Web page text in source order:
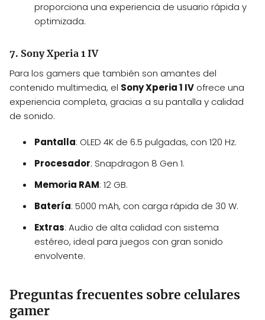
proporciona una experiencia de usuario rápida y
optimizada.
7. Sony Xperia 1 IV
Para los gamers que también son amantes del
contenido multimedia, el Sony Xperia 1 IV ofrece una
experiencia completa, gracias a su pantalla y calidad
de sonido.
Pantalla: OLED 4K de 6.5 pulgadas, con 120 Hz.
Procesador: Snapdragon 8 Gen 1.
Memoria RAM: 12 GB.
Batería: 5000 mAh, con carga rápida de 30 W.
Extras: Audio de alta calidad con sistema
estéreo, ideal para juegos con gran sonido
envolvente.
Preguntas frecuentes sobre celulares
gamer